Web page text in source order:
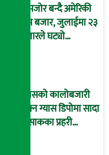
कमजोर बन्दै अमेरिकी
श्रम बजार, जुलाईमा २३
हजारले घट्यो
ग्यासको कालोबजारी
रोक्न ग्यास डिपोमा सादा
पोसाकका प्रहरी